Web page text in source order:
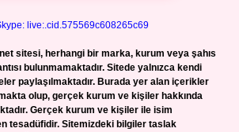
live:.cid.575569c608265c69
sitesi, herhangi bir marka, kurum veya şahıs
bulunmamaktadır. Sitede yalnızca kendi
paylaşılmaktadır. Burada yer alan içerikler
olup, gerçek kurum ve kişiler hakkında
Gerçek kurum ve kişiler ile isim
tesadüfidir. Sitemizdeki bilgiler taslak